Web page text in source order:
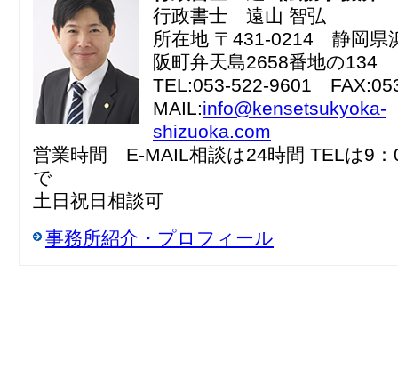
行政書士 遠山 智弘
所在地 〒431-0214 静岡県
阪町弁天島2658番地の134
TEL:053-522-9601
MAIL:info@kensetsukyoka-
shizuoka.com
営業時間 E-MAIL相談は24時間 TELは9：
で
土日祝日相談可
事務所紹介・プロフィール